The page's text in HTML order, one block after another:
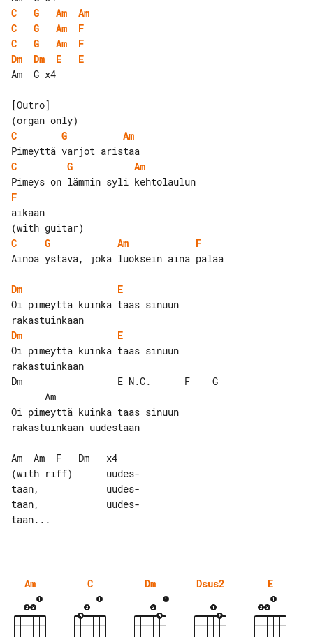
C
G Am
Am
C
G Am
F
C
G Am
F
Dm
Dm E
E
Am  G x4
[Outro]
C
G
Am
C
G
Am
F
aikaan
C
G Am
F
Ainoa ystävä, joka luoksein aina palaa
Dm
E
Oi pimeyttä kuinka taas sinuun
Dm
E
Oi pimeyttä kuinka taas sinuun
rakastuinkaan
Dm                 E N.C.      F    G
Oi pimeyttä kuinka taas sinuun
rakastuinkaan uudestaan
Am  Am  F   Dm   x4
(with riff)      uudes-
taan,            uudes-
taan,            uudes-
taan...
Am C Dm Dsus2 E